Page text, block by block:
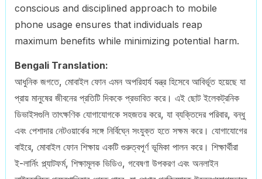
conscious and disciplined approach to mobile
phone usage ensures that individuals reap
maximum benefits while minimizing potential harm.
Bengali Translation:
আধুনিক জগতে, মোবাইল ফোন এমন অপরিহার্য যন্ত্র হিসেবে আবির্ভূত হয়েছে যা
প্রায় মানুষের জীবনের প্রতিটি দিককে প্রভাবিত করে। এই ছোট ইলেকট্রনিক
ডিভাইসগুলি তাৎক্ষণিক যোগাযোগকে সহজতর করে, যা ব্যক্তিদের পরিবার, বন্ধু
এবং পেশাদার নেটওয়ার্কের সঙ্গে নির্বিঘ্নে সংযুক্ত হতে সক্ষম করে। যোগাযোগের
বাইরে, মোবাইল ফোন শিক্ষায় একটি গুরুত্বপূর্ণ ভূমিকা পালন করে। শিক্ষার্থীরা
ই-লার্নিং প্ল্যাটফর্ম, শিক্ষামূলক ভিডিও, গবেষণা উপকরণ এবং অনলাইন